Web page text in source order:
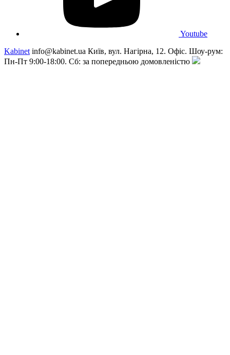
Youtube
Kabinet info@kabinet.ua Київ, вул. Нагірна, 12. Офіс. Шоу-рум:
Пн-Пт 9:00-18:00. Сб: за попередньою домовленістю